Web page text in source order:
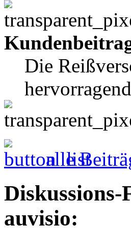
Die
hervorragend
alle
auvisio: